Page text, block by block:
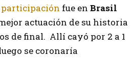
participación fue en Brasil
actuación de su historia
de final. Allí cayó por 2 a 1
se coronaría